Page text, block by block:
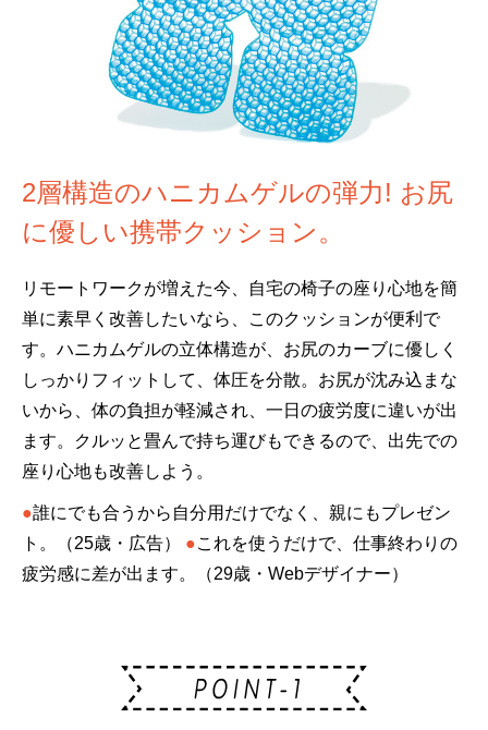
2層構造のハニカムゲルの弾力! お尻
に優しい携帯クッション。
リモートワークが増えた今、自宅の椅子の座り心地を簡
単に素早く改善したいなら、このクッションが便利で
す。ハニカムゲルの立体構造が、お尻のカーブに優しく
しっかりフィットして、体圧を分散。お尻が沈み込まな
いから、体の負担が軽減され、一日の疲労度に違いが出
ます。クルッと畳んで持ち運びもできるので、出先での
座り心地も改善しよう。
●誰にでも合うから自分用だけでなく、親にもプレゼン
ト。（25歳・広告）
●これを使うだけで、仕事終わりの
疲労感に差が出ます。（29歳・Webデザイナー）